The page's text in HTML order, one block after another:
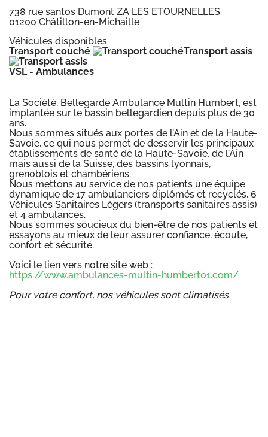
738 rue santos Dumont ZA LES ETOURNELLES
01200 Châtillon-en-Michaille
Véhicules disponibles
Transport couché
Transport assis
VSL - Ambulances
La Société, Bellegarde Ambulance Multin Humbert, est
implantée sur le bassin bellegardien depuis plus de 30
ans.
Nous sommes situés aux portes de l’Ain et de la Haute-
Savoie, ce qui nous permet de desservir les principaux
établissements de santé de la Haute-Savoie, de l’Ain
mais aussi de la Suisse, des bassins lyonnais,
grenoblois et chambériens.
Nous mettons au service de nos patients une équipe
dynamique de 17 ambulanciers diplômés et recyclés, 6
Véhicules Sanitaires Légers (transports sanitaires assis)
et 4 ambulances.
Nous sommes soucieux du bien-être de nos patients et
essayons au mieux de leur assurer confiance, écoute,
confort et sécurité.
Voici le lien vers notre site web :
https://www.ambulances-multin-humbert01.com/
Pour votre confort, nos véhicules sont climatisés